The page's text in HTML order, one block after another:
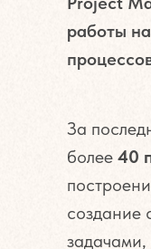
работы
За
более 40
создание